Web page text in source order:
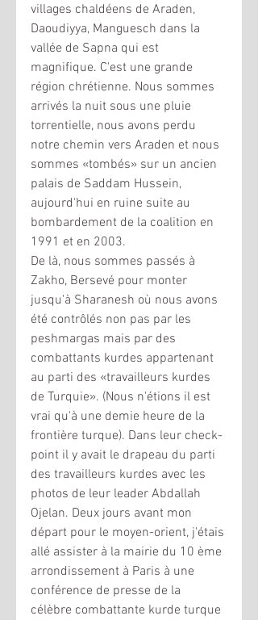
villages chaldéens de Araden,
Daoudiyya, Manguesch dans la
vallée de Sapna qui est
magnifique. C'est une grande
région chrétienne. Nous sommes
arrivés la nuit sous une pluie
torrentielle, nous avons perdu
notre chemin vers Araden et nous
sommes «tombés» sur un ancien
palais de Saddam Hussein,
aujourd'hui en ruine suite au
bombardement de la coalition en
1991 et en 2003.
De là, nous sommes passés à
Zakho, Bersevé pour monter
jusqu'à Sharanesh où nous avons
été contrôlés non pas par les
peshmargas mais par des
combattants kurdes appartenant
au parti des «travailleurs kurdes
de Turquie». (Nous n'étions il est
vrai qu'à une demie heure de la
frontière turque). Dans leur check-
point il y avait le drapeau du parti
des travailleurs kurdes avec les
photos de leur leader Abdallah
Ojelan. Deux jours avant mon
départ pour le moyen-orient, j'étais
allé assister à la mairie du 10 ème
arrondissement à Paris à une
conférence de presse de la
célèbre combattante kurde turque